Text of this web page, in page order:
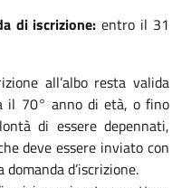
di iscrizione: entro il 31
all’albo resta valida
il 70° anno di età, o fino
di essere depennati,
deve essere inviato con
d’iscrizione.